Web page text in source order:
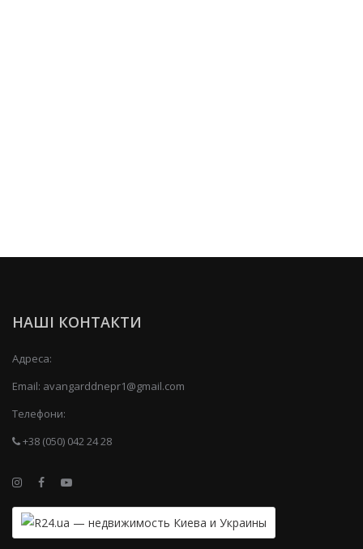
НАШІ КОНТАКТИ
Адреса:
Email: avangarddnepr1@gmail.com
Телефони:
+38 (050) 042 24 28